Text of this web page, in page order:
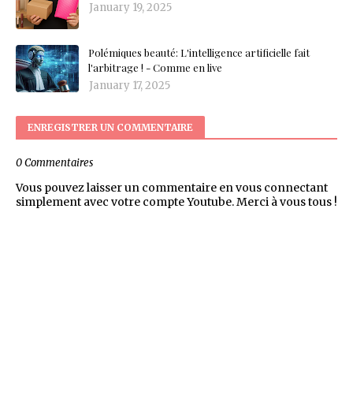
January 19, 2025
Polémiques beauté: L'intelligence artificielle fait
l'arbitrage ! - Comme en live
January 17, 2025
ENREGISTRER UN COMMENTAIRE
0 Commentaires
Vous pouvez laisser un commentaire en vous connectant
simplement avec votre compte Youtube. Merci à vous tous !